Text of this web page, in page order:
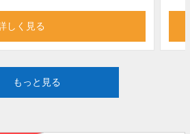
しく見る
もっと見る